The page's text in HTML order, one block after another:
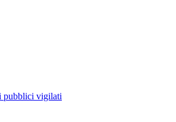
pubblici vigilati